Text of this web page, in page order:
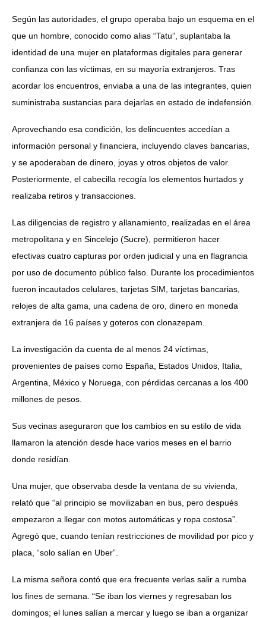
Según las autoridades, el grupo operaba bajo un esquema en el
que un hombre, conocido como alias “Tatu”, suplantaba la
identidad de una mujer en plataformas digitales para generar
confianza con las víctimas, en su mayoría extranjeros. Tras
acordar los encuentros, enviaba a una de las integrantes, quien
suministraba sustancias para dejarlas en estado de indefensión.
Aprovechando esa condición, los delincuentes accedían a
información personal y financiera, incluyendo claves bancarias,
y se apoderaban de dinero, joyas y otros objetos de valor.
Posteriormente, el cabecilla recogía los elementos hurtados y
realizaba retiros y transacciones.
Las diligencias de registro y allanamiento, realizadas en el área
metropolitana y en Sincelejo (Sucre), permitieron hacer
efectivas cuatro capturas por orden judicial y una en flagrancia
por uso de documento público falso. Durante los procedimientos
fueron incautados celulares, tarjetas SIM, tarjetas bancarias,
relojes de alta gama, una cadena de oro, dinero en moneda
extranjera de 16 países y goteros con clonazepam.
La investigación da cuenta de al menos 24 víctimas,
provenientes de países como España, Estados Unidos, Italia,
Argentina, México y Noruega, con pérdidas cercanas a los 400
millones de pesos.
Sus vecinas aseguraron que los cambios en su estilo de vida
llamaron la atención desde hace varios meses en el barrio
donde residían.
Una mujer, que observaba desde la ventana de su vivienda,
relató que “al principio se movilizaban en bus, pero después
empezaron a llegar con motos automáticas y ropa costosa”.
Agregó que, cuando tenían restricciones de movilidad por pico y
placa, “solo salían en Uber”.
La misma señora contó que era frecuente verlas salir a rumba
los fines de semana. “Se iban los viernes y regresaban los
domingos; el lunes salían a mercar y luego se iban a organizar